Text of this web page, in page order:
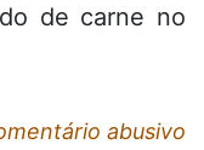
de carne no
abusivo